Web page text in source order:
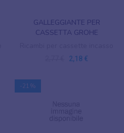
GALLEGGIANTE PER
CASSETTA GROHE
2,18 €
-21%